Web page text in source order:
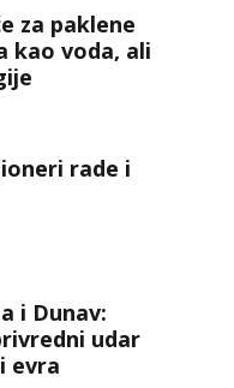
za paklene
kao voda, ali
rade i
i Dunav:
udar
evra